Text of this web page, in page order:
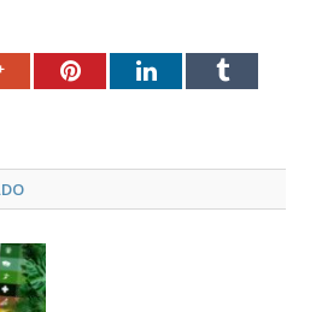
Google+PinterestLinkedInTumblr